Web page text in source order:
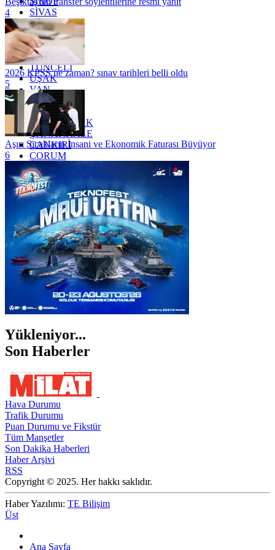
SİVAS
SİİRT
TEKİRDAĞ
TOKAT
TRABZON
TUNCELİ
UŞAK
VAN
YALOVA
YOZGAT
ZONGULDAK
ÇANAKKALE
ÇANKIRI
ÇORUM
İSTANBUL
İZMİR
ŞANLIURFA
ŞIRNAK
4
2026 KPSS ne zaman? sınav tarihleri belli oldu
5
Aşırı Sıcakların İnsani ve Ekonomik Faturası Büyüyor
6
Yükleniyor...
Son Haberler
Hava Durumu
Trafik Durumu
Puan Durumu ve Fikstür
Tüm Manşetler
Son Dakika Haberleri
Haber Arşivi
RSS
Copyright © 2025. Her hakkı saklıdır.
Haber Yazılımı: TE Bilişim
Üst
Ana Sayfa